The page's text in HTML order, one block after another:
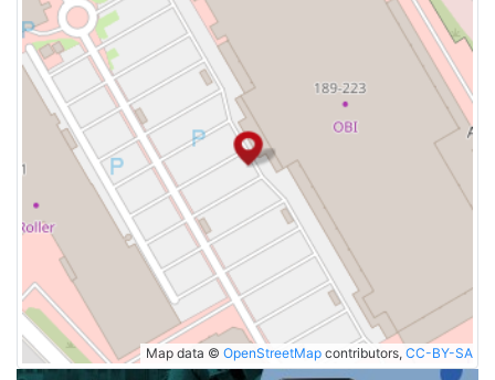
Map data © OpenStreetMap contributors, CC-BY-SA